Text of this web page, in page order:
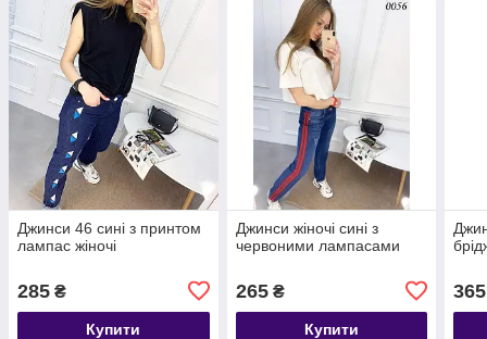
Джинси 46 сині з принтом
лампас жіночі
285 ₴
Купити
Джинси жіночі сині з
червоними лампасами
265₴
Купити
365